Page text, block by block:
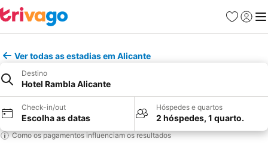
Favoritos
Iniciar
Ver todas as estadias em Alicante
Destino
Hotel Rambla Alicante
Check-in/out
Escolha as datas
Hóspedes e quartos
2 hóspedes, 1 quarto.
Como os pagamentos influenciam os resultados